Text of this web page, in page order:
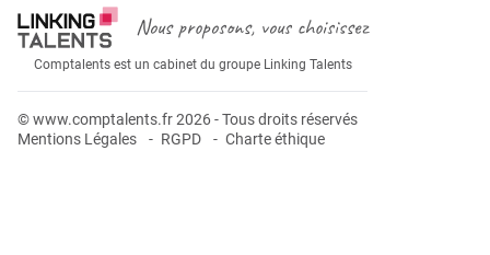
Nous proposons, vous choisissez
Comptalents est un cabinet du groupe Linking Talents
© www.comptalents.fr 2026 - Tous droits réservés
Mentions Légales
RGPD Charte éthique